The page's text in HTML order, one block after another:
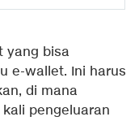
yang bisa
e-wallet. Ini harus
di mana
pengeluaran